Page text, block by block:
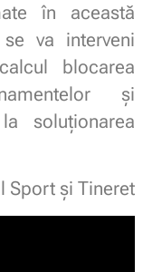
în această
va interveni
blocarea
și
soluționarea
Sport și Tineret